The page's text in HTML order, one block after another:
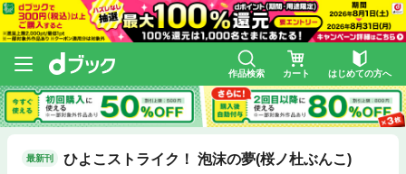
作品検索 カート はじめての方へ
最新刊 ひよこストライク！ 泡沫の夢(桜ノ杜ぶんこ)